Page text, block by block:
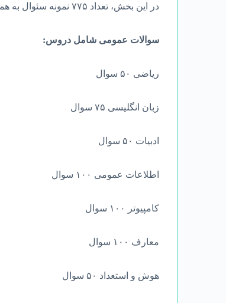
در اين بخش، تعداد ۷۷۵ نمونه سئوال به همراه پاسخنامه که مربوط به سال های ۸۹ تا ۹۷ می باشد, وجود دارد.
سوالات عمومی شامل دروس:
ریاضی ۵۰ سوال
زبان انگلیسی ۷۵ سوال
ادبیات ۵۰ سوال
اطلاعات عمومی ۱۰۰ سوال
کامپیوتر ۱۰۰ سوال
معارف ۱۰۰ سوال
هوش و استعداد ۵۰ سوال